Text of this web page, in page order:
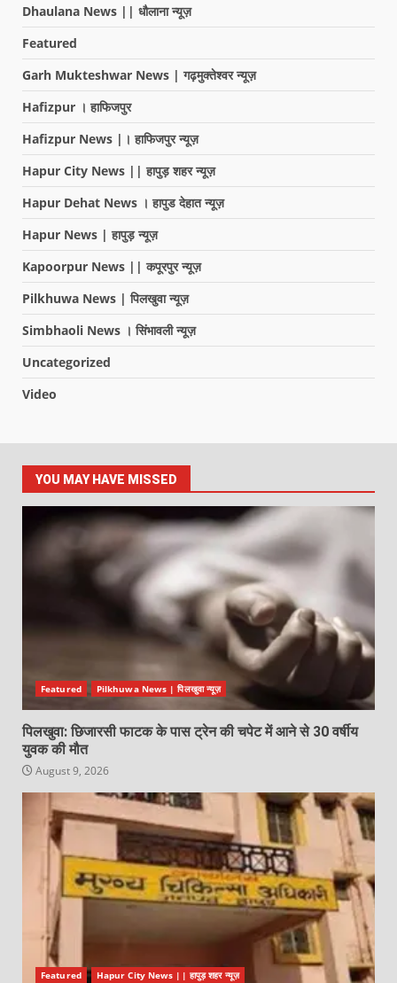
Dhaulana News || धौलाना न्यूज़
Featured
Garh Mukteshwar News | गढ़मुक्तेश्वर न्यूज़
Hafizpur । हाफिजपुर
Hafizpur News |। हाफिजपुर न्यूज़
Hapur City News || हापुड़ शहर न्यूज़
Hapur Dehat News । हापुड देहात न्यूज़
Hapur News | हापुड़ न्यूज़
Kapoorpur News || कपूरपुर न्यूज़
Pilkhuwa News | पिलखुवा न्यूज़
Simbhaoli News । सिंभावली न्यूज़
Uncategorized
Video
YOU MAY HAVE MISSED
Featured Pilkhuwa News | पिलखुवा न्यूज़
पिलखुवा: छिजारसी फाटक के पास ट्रेन की चपेट में आने से 30 वर्षीय
युवक की मौत
August 9, 2026
Featured Hapur City News || हापुड़ शहर न्यूज़